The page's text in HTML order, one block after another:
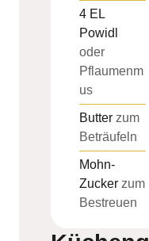
4 EL
Powidl
oder
Pflaumenm
us
Butter zum
Beträufeln
Mohn-
Zucker zum
Bestreuen